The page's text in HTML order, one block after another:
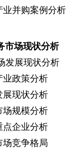
业并购案例分析
市场现状分析
发展现状分析
业政策分析
展现状分析
场规模分析
点企业分析
场竞争格局